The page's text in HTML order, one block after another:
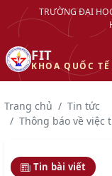
TRƯỜNG ĐẠI
FIT
KHOA QUỐC TẾ
Trang chủ
Tin tức
Thông báo về việc
Tin bài viết